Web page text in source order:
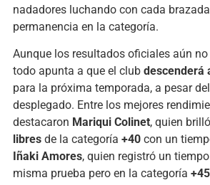
nadadores luchando con cada brazada
permanencia en la categoría.
Aunque los resultados oficiales aún no
todo apunta a que el club descenderá
para la próxima temporada, a pesardel
desplegado. Entre los mejores
destacaron Mariqui Colinet, quien brilló
libres de la categoría +40 con un
Iñaki Amores, quien registró un tiempo
misma prueba pero en la categoría +45